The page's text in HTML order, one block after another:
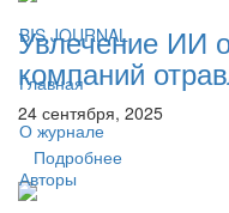
BIS JOURNAL
Главная
О журнале
Авторы
Увлечение ИИ
компаний
24 сентября, 2025
Подробнее